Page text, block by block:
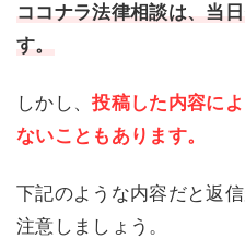
ココナラ法律相談は、当
す。
しかし、投稿した内容に
ないこともあります。
下記のような内容だと返
注意しましょう。